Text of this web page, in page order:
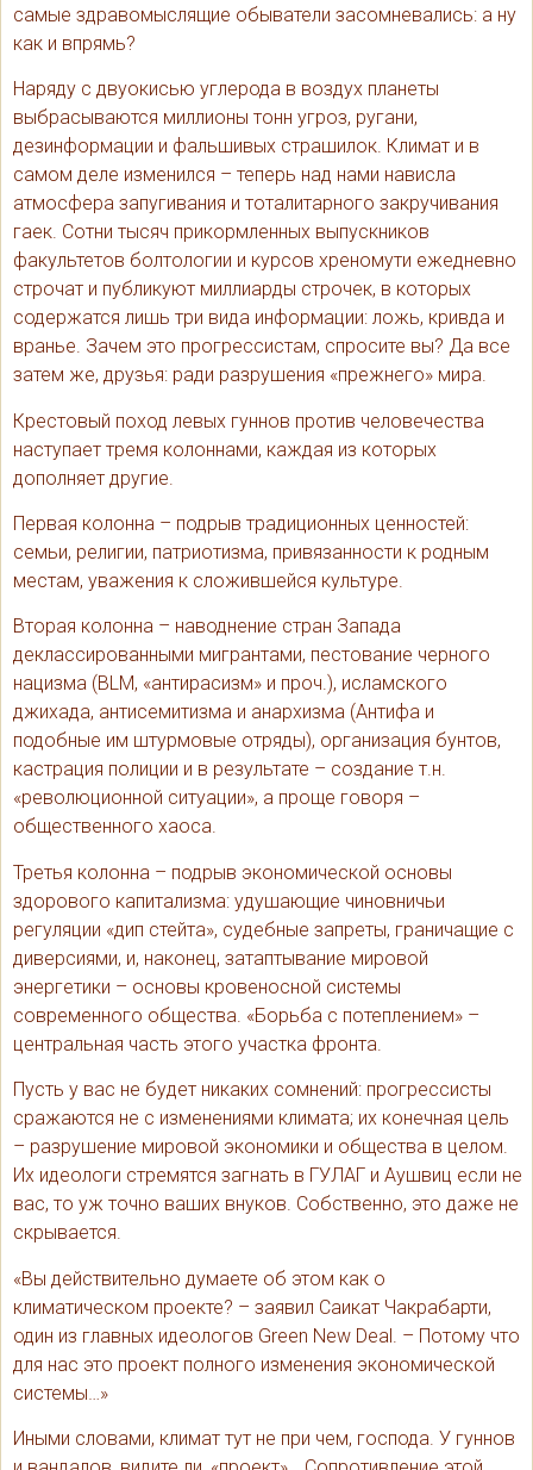
самые здравомыслящие обыватели засомневались: а ну
как и впрямь?
Наряду с двуокисью углерода в воздух планеты
выбрасываются миллионы тонн угроз, ругани,
дезинформации и фальшивых страшилок. Климат и в
самом деле изменился – теперь над нами нависла
атмосфера запугивания и тоталитарного закручивания
гаек. Сотни тысяч прикормленных выпускников
факультетов болтологии и курсов хреномути ежедневно
строчат и публикуют миллиарды строчек, в которых
содержатся лишь три вида информации: ложь, кривда и
вранье. Зачем это прогрессистам, спросите вы? Да все
затем же, друзья: ради разрушения «прежнего» мира.
Крестовый поход левых гуннов против человечества
наступает тремя колоннами, каждая из которых
дополняет другие.
Первая колонна – подрыв традиционных ценностей:
семьи, религии, патриотизма, привязанности к родным
местам, уважения к сложившейся культуре.
Вторая колонна – наводнение стран Запада
деклассированными мигрантами, пестование черного
нацизма (BLM, «антирасизм» и проч.), исламского
джихада, антисемитизма и анархизма (Антифа и
подобные им штурмовые отряды), организация бунтов,
кастрация полиции и в результате – создание т.н.
«революционной ситуации», а проще говоря –
общественного хаоса.
Третья колонна – подрыв экономической основы
здорового капитализма: удушающие чиновничьи
регуляции «дип стейта», судебные запреты, граничащие с
диверсиями, и, наконец, затаптывание мировой
энергетики – основы кровеносной системы
современного общества. «Борьба с потеплением» –
центральная часть этого участка фронта.
Пусть у вас не будет никаких сомнений: прогрессисты
сражаются не с изменениями климата; их конечная цель
– разрушение мировой экономики и общества в целом.
Их идеологи стремятся загнать в ГУЛАГ и Аушвиц если не
вас, то уж точно ваших внуков. Собственно, это даже не
скрывается.
«Вы действительно думаете об этом как о
климатическом проекте? – заявил Саикат Чакрабарти,
один из главных идеологов Green New Deal. – Потому что
для нас это проект полного изменения экономической
системы…»
Иными словами, климат тут не при чем, господа. У гуннов